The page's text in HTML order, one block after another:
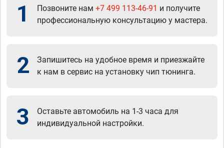
1 Позвоните нам +7 499 113-46-91 и получите
профессиональную консультацию у мастера.
2
Запишитесь на удобное время и приезжайте
к нам в сервис на установку чип тюнинга.
3
Оставьте автомобиль на 1-3 часа для
индивидуальной настройки.